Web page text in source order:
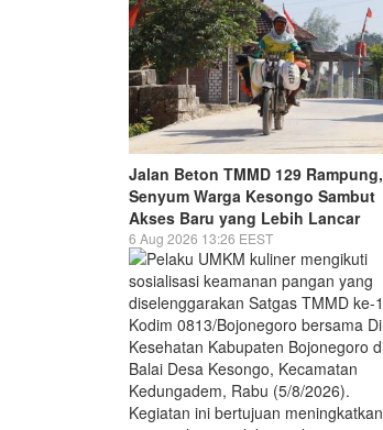
Jalan Beton TMMD 129 Rampung,
Senyum Warga Kesongo Sambut
Akses Baru yang Lebih Lancar
6 Aug 2026 13:26 EEST